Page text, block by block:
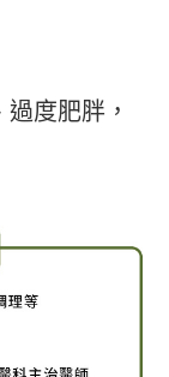
過度肥胖，